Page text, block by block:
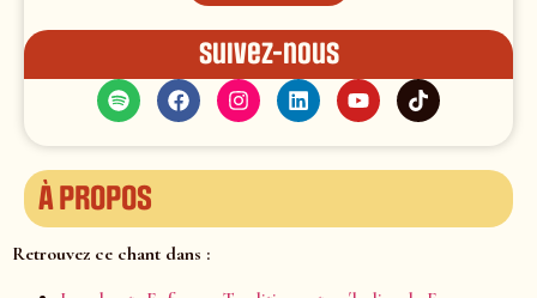
Suivez-nous
À propos
Retrouvez ce chant dans :